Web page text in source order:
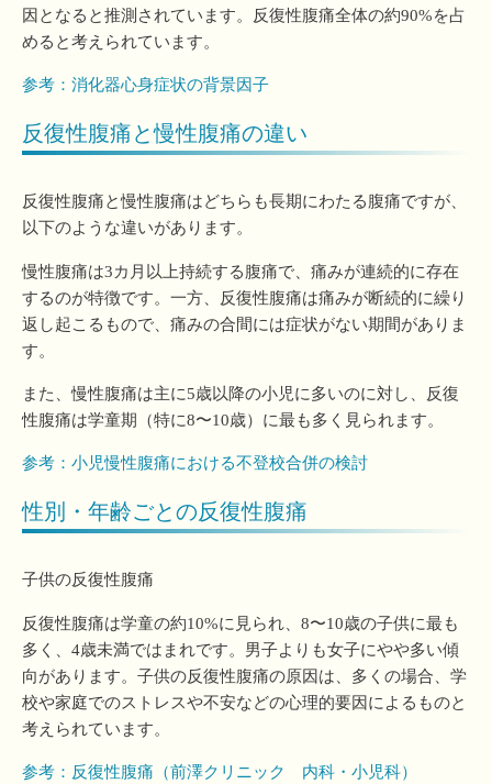
因となると推測されています。反復性腹痛全体の約90%を占
めると考えられています。
参考：消化器心身症状の背景因子
反復性腹痛と慢性腹痛の違い
反復性腹痛と慢性腹痛はどちらも長期にわたる腹痛ですが、
以下のような違いがあります。
慢性腹痛は3カ月以上持続する腹痛で、痛みが連続的に存在
するのが特徴です。一方、反復性腹痛は痛みが断続的に繰り
返し起こるもので、痛みの合間には症状がない期間がありま
す。
また、慢性腹痛は主に5歳以降の小児に多いのに対し、反復
性腹痛は学童期（特に8〜10歳）に最も多く見られます。
参考：小児慢性腹痛における不登校合併の検討
性別・年齢ごとの反復性腹痛
子供の反復性腹痛
反復性腹痛は学童の約10%に見られ、8〜10歳の子供に最も
多く、4歳未満ではまれです。男子よりも女子にやや多い傾
向があります。子供の反復性腹痛の原因は、多くの場合、学
校や家庭でのストレスや不安などの心理的要因によるものと
考えられています。
参考：反復性腹痛（前澤クリニック 内科・小児科）